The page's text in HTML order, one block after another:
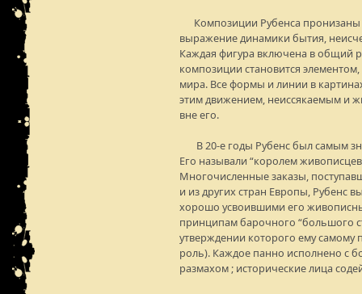
Композиции Рубенса пронизаны
выражение динамики бытия,
Каждая фигура включена в общий
композиции становится
мира. Все формы и линии в
этим движением, неиссякаемым и
вне его.
В 20-е годы Рубенс был самым
Его называли “королем
Многочисленные заказы,
и из других стран Европы, Рубенс
хорошо усвоившими его
принципам барочного “большого
утверждении которого ему самому
роль). Каждое панно исполнено с
размахом ; исторические лица